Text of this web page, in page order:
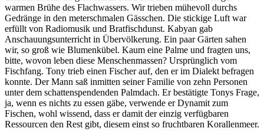
warmen Brühe des Flachwassers. Wir trieben mühevoll durchs
Gedränge in den meterschmalen Gässchen. Die stickige Luft war
erfüllt von Radiomusik und Bratfischdunst. Kabyan gab
Anschauungsunterricht in Übervölkerung. Ein paar Gärten sahen
wir, so groß wie Blumenkübel. Kaum eine Palme und fragten uns,
bitte, wovon leben diese Menschenmassen? Ursprünglich vom
Fischfang. Tony trieb einen Fischer auf, den er im Dialekt befragen
konnte. Der Mann saß inmitten seiner Familie von zehn Personen
unter dem schattenspendenden Palmdach. Er bestätigte Tonys Frage,
ja, wenn es nichts zu essen gäbe, verwende er Dynamit zum
Fischen, wohl wissend, dass er damit der einzig verfügbaren
Ressourcen den Rest gibt, diesem einst so fruchtbaren Korallenmeer.